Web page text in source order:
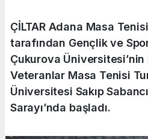
ÇİLTAR Adana Masa
tarafından Gençlik ve
Çukurova Üniversitesi’nin
Veteranlar Masa Tenisi
Üniversitesi Sakıp
Sarayı’nda başladı.